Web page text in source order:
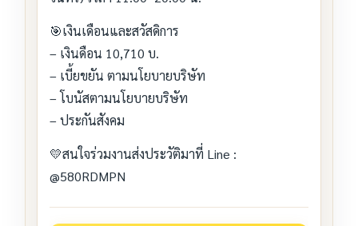
🎯เงินเดือนและสวัสดิการ
– เงินดือน 10,710 บ.
– เบี้ยขยัน ตามนโยบายบริษัท
– โบนัสตามนโยบายบริษัท
– ประกันสังคม
💛สนใจร่วมงานส่งประวัติมาที่ Line :
@580RDMPN